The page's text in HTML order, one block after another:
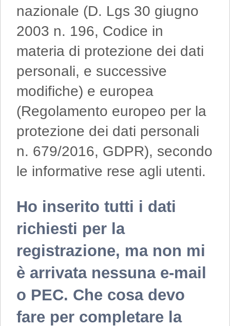
nazionale (D. Lgs 30 giugno
2003 n. 196, Codice in
materia di protezione dei dati
personali, e successive
modifiche) e europea
(Regolamento europeo per la
protezione dei dati personali
n. 679/2016, GDPR), secondo
le informative rese agli utenti.
Ho inserito tutti i dati
richiesti per la
registrazione, ma non mi
è arrivata nessuna e-mail
o PEC. Che cosa devo
fare per completare la